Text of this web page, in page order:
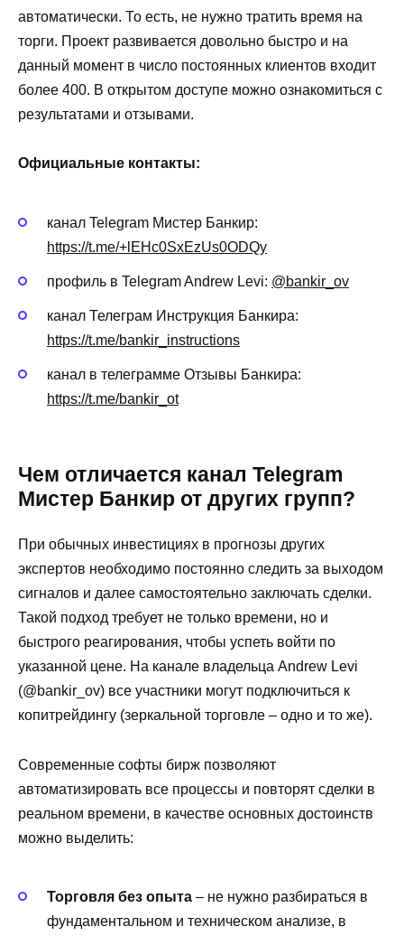
автоматически. То есть, не нужно тратить время на
торги. Проект развивается довольно быстро и на
данный момент в число постоянных клиентов входит
более 400. В открытом доступе можно ознакомиться с
результатами и отзывами.
Официальные контакты:
канал Telegram Мистер Банкир:
https://t.me/+lEHc0SxEzUs0ODQy
профиль в Telegram Andrew Levi: @bankir_ov
канал Телеграм Инструкция Банкира:
https://t.me/bankir_instructions
канал в телеграмме Отзывы Банкира:
https://t.me/bankir_ot
Чем отличается канал Telegram
Мистер Банкир от других групп?
При обычных инвестициях в прогнозы других
экспертов необходимо постоянно следить за выходом
сигналов и далее самостоятельно заключать сделки.
Такой подход требует не только времени, но и
быстрого реагирования, чтобы успеть войти по
указанной цене. На канале владельца Andrew Levi
(@bankir_ov) все участники могут подключиться к
копитрейдингу (зеркальной торговле – одно и то же).
Современные софты бирж позволяют
автоматизировать все процессы и повторят сделки в
реальном времени, в качестве основных достоинств
можно выделить:
Торговля без опыта – не нужно разбираться в
фундаментальном и техническом анализе, в